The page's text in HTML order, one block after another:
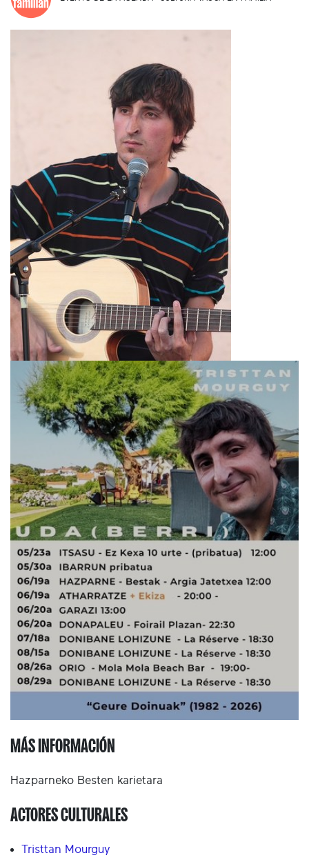
MÁS INFORMACIÓN
Hazparneko Besten karietara
ACTORES CULTURALES
Tristtan Mourguy